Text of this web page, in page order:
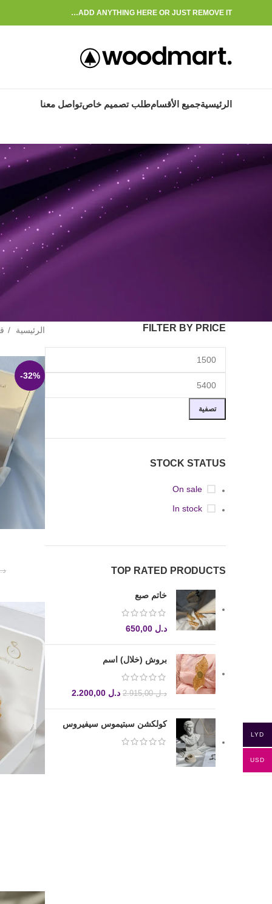
ADD ANYTHING HERE OR JUST REMOVE IT…
الرئيسيةجميع الأقسامطلب تصميم خاصتواصل معنا
FILTER BY PRICE
تصفية
STOCK STATUS
On sale
In stock
TOP RATED PRODUCTS
خاتم صبع
د.ل
بروش (خلال) اسم
د.ل2.915,00 د.ل
كولكشن سبتيموس سيفيروس
الرئيسية
-32%
LYD
USD